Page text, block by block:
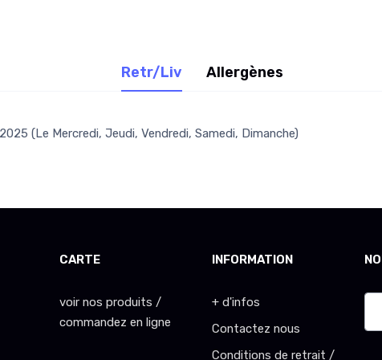
Retr/Liv Allergènes
(Le Mercredi, Jeudi, Vendredi, Samedi, Dimanche)
CARTE
voir nos produits /
commandez en ligne
INFORMATION
+ d'infos
Contactez nous
Conditions de retrait /